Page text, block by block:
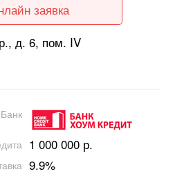
заявка
д. 6, пом. IV
Банк
1 000 000 р.
9.9%